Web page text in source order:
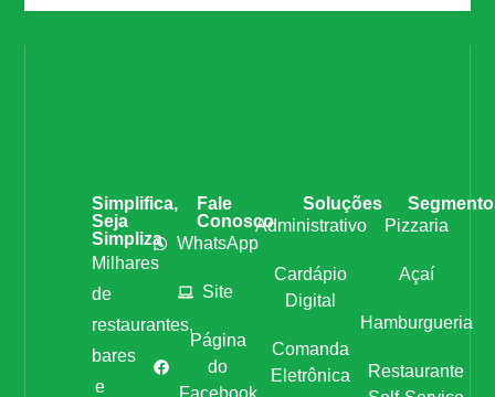
Simplifica,
Seja
Simpliza
Milhares
de
restaurantes,
bares
e
Fale
Conosco
WhatsApp
Site
Página
do
Soluções
Administrativo
Cardápio
Digital
Comanda
Eletrônica
Pizzaria
Açaí
Hamburgueria
Restaurante